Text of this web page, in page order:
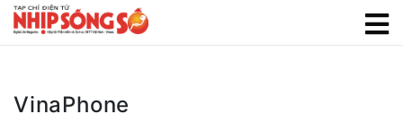
VinaPhone